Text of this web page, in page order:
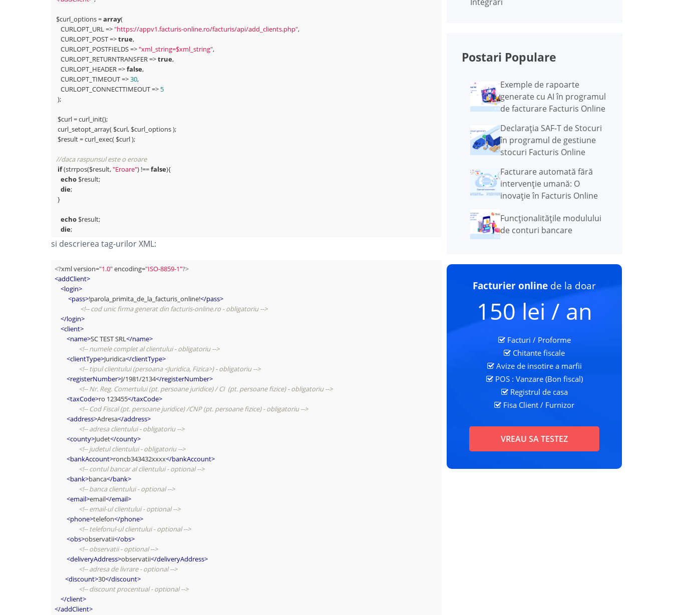
$curl_options = array(
    CURLOPT_URL =>
"https://appv1.facturis-online.ro/facturis/api/add_clients.php",
    CURLOPT_POST =>
true,
    CURLOPT_POSTFIELDS =>
"xml_string=$xml_string",
    CURLOPT_RETURNTRANSFER =>
true,
    CURLOPT_HEADER =>
false,
    CURLOPT_TIMEOUT =>
30,
    CURLOPT_CONNECTTIMEOUT =>
5
  );
  $curl = curl_init();
  curl_setopt_array( $curl, $curl_options );
  $result = curl_exec( $curl );
//daca raspunsul este o eroare
if (strrpos($result, "Eroare") !== false){
echo $result;
die;
  }
echo $result;
die;
si descrierea tag-urilor XML:
<?xml version="1.0" encoding="ISO-8859-1"?>
<addClient>
<login>
<pass>!parola_primita_de_la_facturis_online!</pass>
<!-- cod unic firma generat din facturis-online.ro - obligatoriu -->
</login>
<client>
<name>SC TEST SRL </name>
<!-- numele complet al clientului - obligatoriu -->
<clientType>Juridica</clientType>
<!-- tipul clientului (persoana <Juridica, Fizica>) - obligatoriu -->
<registerNumber>J/1981/2134</registerNumber>
<!-- Nr. Reg. Comertului (pt. persoane juridice) / CI  (pt. persoane fizice) - obligatoriu -->
<taxCode>ro 123455</taxCode>
<!-- Cod Fiscal (pt. persoane juridice) /CNP (pt. persoane fizice) - obligatoriu -->
<address>Adresa</address>
<!-- adresa clientului - obligatoriu -->
<county>Judet</county>
<!-- judetul clientului - obligatoriu -->
<bankAccount>roncb343432xxxx</bankAccount>
<!-- contul bancar al clientului - optional -->
<bank>banca</bank>
<!-- banca clientului - optional -->
<email>email</email>
<!-- email-ul clientului - optional -->
<phone>telefon</phone>
<!-- telefonul-ul clientului - optional -->
<obs>observatii</obs>
<!-- observatii - optional -->
<deliveryAddress>observatii</deliveryAddress>
<!-- adresa de livrare - optional -->
<discount>30</discount>
<!-- discount procentual - optional -->
</client>
</addClient>
Postari Populare
Exemple de rapoarte
generate cu AI în programul
de facturare Facturis Online
Declarația SAF-T de Stocuri
în programul de gestiune
stocuri Facturis Online
Facturare automată fără
intervenție umană: O
inovație în Facturis Online
Funcţionalităţile modulului
de conturi bancare
Facturier online de la doar
150 lei / an
Facturi / Proforme
Chitante fiscale
Avize de insotire a marfii
POS : Vanzare (Bon fiscal)
Registrul de casa
Fisa Client / Furnizor
VREAU SA TESTEZ